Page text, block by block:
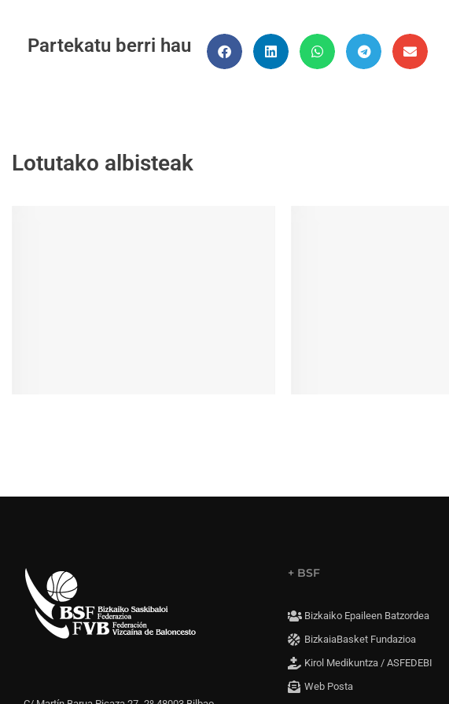
Partekatu berri hau
Lotutako albisteak
+ BSF
Bizkaiko Epaileen Batzordea
BizkaiaBasket Fundazioa
Kirol Medikuntza / ASFEDEBI
Web Posta